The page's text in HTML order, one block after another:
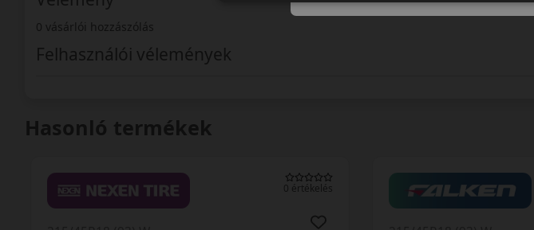
0 vásárlói hozzászólás
Felhasználói vélemények
Hasonló termékek
0 értékelés